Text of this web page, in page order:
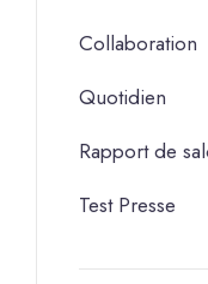
Collaboration
Quotidien
Rapport de
Test Presse